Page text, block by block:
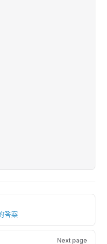
答案
Next page